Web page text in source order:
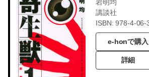
岩明均
講談社
ISBN: 978-4-06-
e-honで購入
詳細